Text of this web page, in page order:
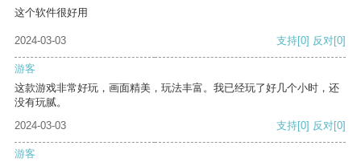
这个软件很好用
2024-03-03 支持[0] 反对[0]
游客
这款游戏非常好玩，画面精美，玩法丰富。我已经玩了好几个小时，还
没有玩腻。
2024-03-03
支持[0] 反对[0]
游客